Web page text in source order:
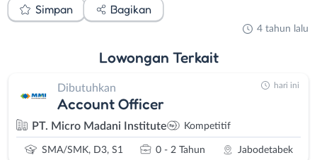
Simpan Bagikan
4 tahun lalu
Lowongan Terkait
Dibutuhkan
Account Officer
PT. Micro Madani Institute Kompetitif
SMA/SMK, D3, S1 0 - 2 Tahun Jabodetabek
hari ini